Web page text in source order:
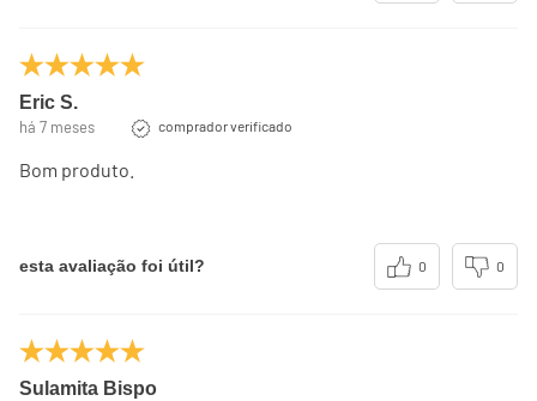
Eric S.
há 7 meses comprador verificado
Bom produto.
esta avaliação foi útil? 0 0
Sulamita Bispo